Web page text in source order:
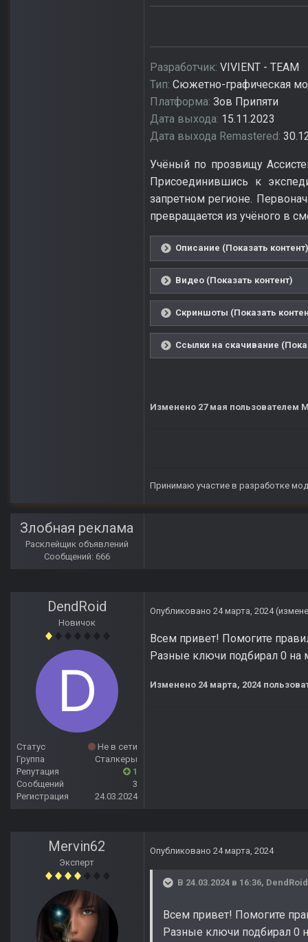
Разработчик: VIVIENT - TEAM
Тип: Сюжетно-графическая
Платформа: Зов Припяти
Дата выхода: 15.11.2023
Дата выхода Remastered:
Учёный по прозвищу
Присоединившись к
запретном регионе.
превращается из учёного в
Описание (Показать контент)
Видео (Показать контент)
Скриншоты (Показать
Ссылки на скачивание
Изменено 27 мая пользователем
Принимаю участие в разработке
Злобная реклама
Расклейщик объявлений
Сообщений: 666
DendRoid
Новичок
Статус
Не в сети
Группа
Сталкеры
Репутация
1
Сообщений
3
Регистрация
24.03.2024
Опубликовано 24 марта, 2024
Всем привет! Помогите
Разные ключи подбирал 0 на
Изменено 24 марта, 2024
Mervin62
Эксперт
Опубликовано 24 марта, 2024
В 24.03.2024 в 16:36, DendRoid
Всем привет! Помогите
Разные ключи подбирал 0